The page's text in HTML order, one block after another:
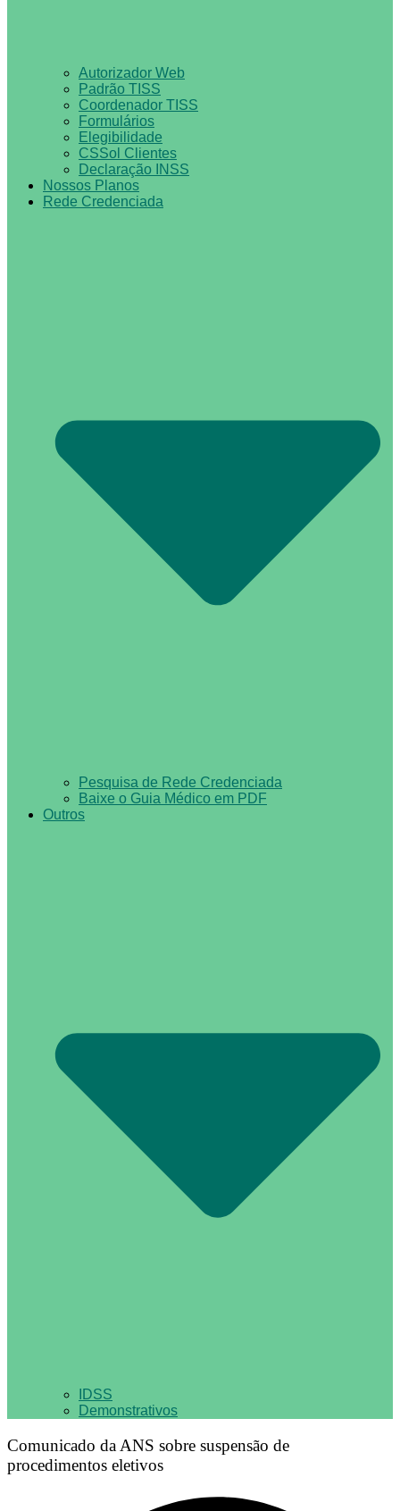
Autorizador Web
Padrão TISS
Coordenador TISS
Formulários
Elegibilidade
CSSol Clientes
Declaração INSS
Nossos Planos
Rede Credenciada
Pesquisa de Rede Credenciada
Baixe o Guia Médico em PDF
Outros
IDSS
Demonstrativos
Comunicado da ANS sobre suspensão de
procedimentos eletivos